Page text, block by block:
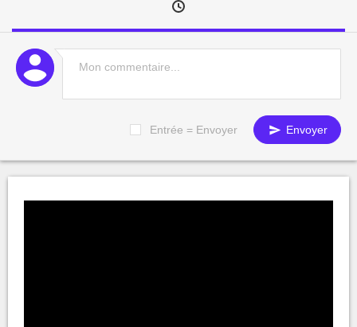
Entrée = Envoyer Envoyer